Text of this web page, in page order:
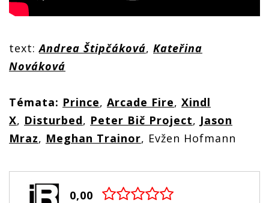
text:Andrea Štipčáková, Kateřina
Nováková
Témata: Prince, Arcade Fire, Xindl
X, Disturbed, Peter Bič Project, Jason
Mraz, Meghan Trainor, Evžen Hofmann
0,00